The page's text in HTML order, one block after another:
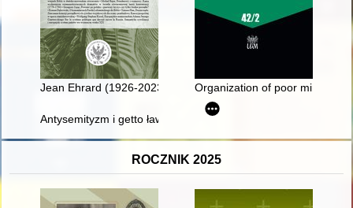
Jean Ehrard (1926-2023) Organization of poor minors
Antysemityzm i getto ławkowe : ciągłość i zmiana tych samych
ROCZNIK 2025